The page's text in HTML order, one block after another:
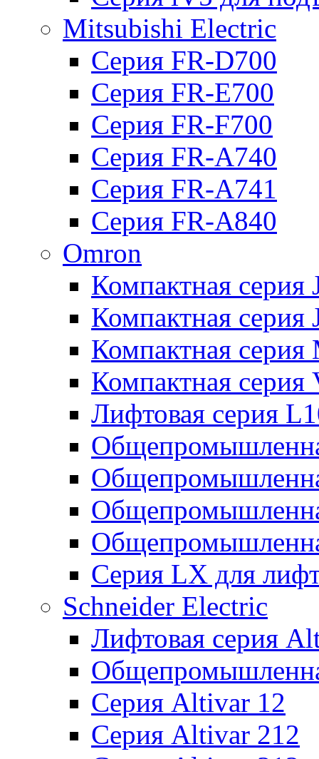
Mitsubishi Electric
Серия FR-D700
Серия FR-E700
Серия FR-F700
Серия FR-А740
Серия FR-А741
Серия FR-А840
Omron
Компактная серия
Компактная серия
Компактная серия
Компактная серия
Лифтовая серия
Серия LX для
Schneider Electric
Лифтовая серия
Серия Altivar 12
Серия Altivar 212